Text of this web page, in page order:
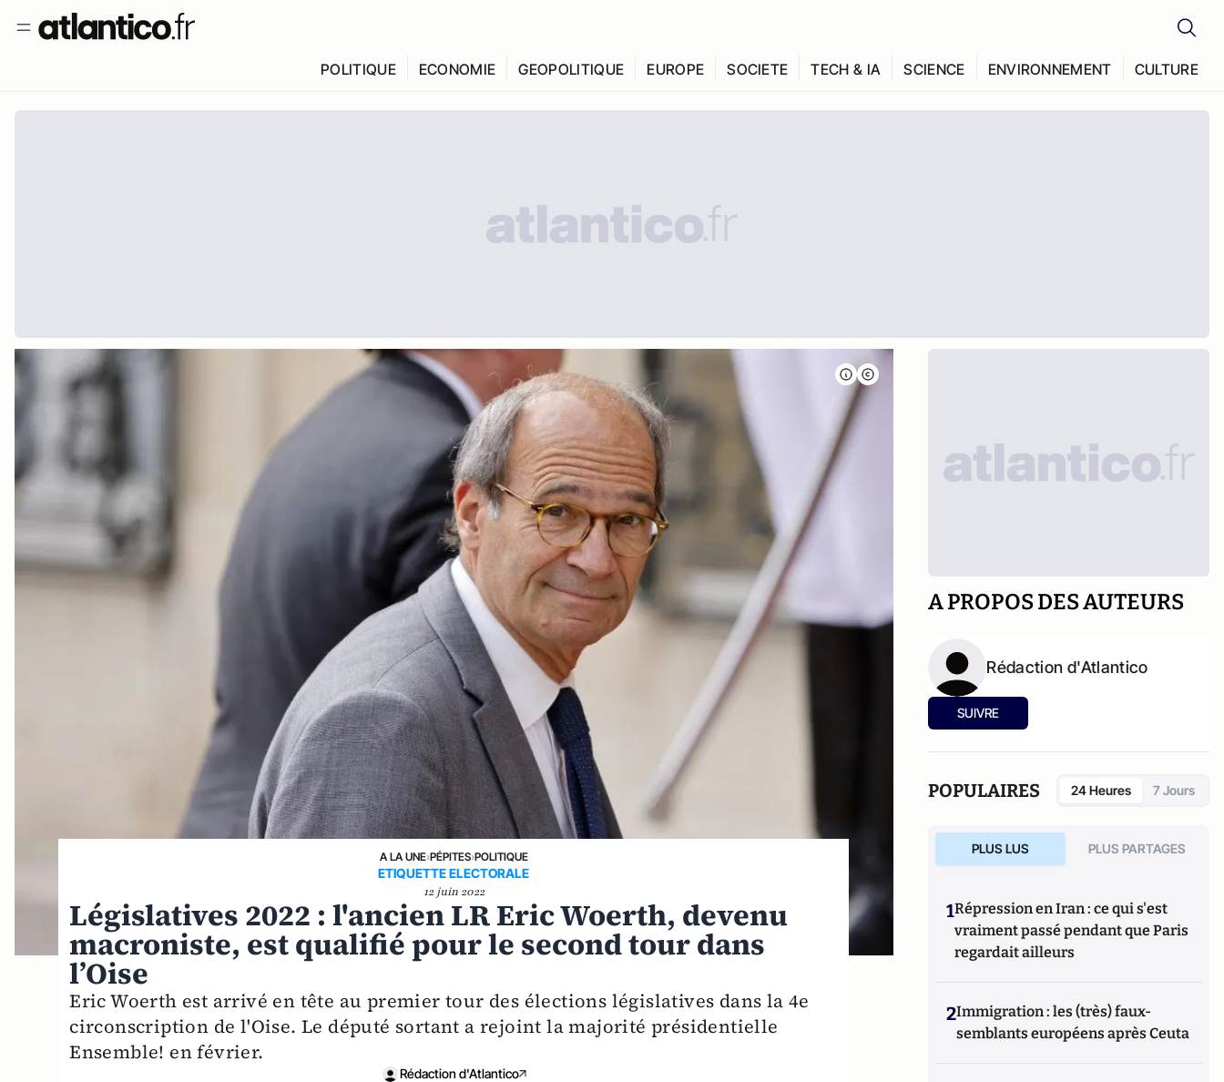
POLITIQUE ECONOMIE GEOPOLITIQUE EUROPE SOCIETE TECH & IA SCIENCE ENVIRONNEMENT CULTURE
A LA UNE›PÉPITES›POLITIQUE
ETIQUETTE ELECTORALE
12 juin 2022
Législatives 2022 : l'ancien LR Eric Woerth, devenu
macroniste, est qualifié pour le second tour dans
l’Oise
Eric Woerth est arrivé en tête au premier tour des élections législatives dans la 4e
circonscription de l'Oise. Le député sortant a rejoint la majorité présidentielle
Ensemble! en février.
Rédaction d'Atlantico
A PROPOS DES AUTEURS
Rédaction d'Atlantico
SUIVRE
POPULAIRES 24 Heures 7 Jours
PLUS LUS PLUS PARTAGES
1Répression en Iran : ce qui s'est
vraiment passé pendant que Paris
regardait ailleurs
2Immigration : les (très) faux-
semblants européens après Ceuta